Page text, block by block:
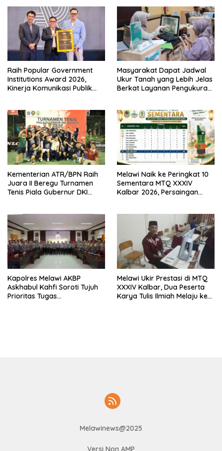
Raih Popular Government
Institutions Award 2026,
Kinerja Komunikasi Publik
Masyarakat Dapat Jadwal
Ukur Tanah yang Lebih Jelas
Berkat Layanan Pengukuran
Kementerian ATR/BPN Raih
Juara II Beregu Turnamen
Tenis Piala Gubernur DKI
Melawi Naik ke Peringkat 10
Sementara MTQ XXXIV
Kalbar 2026, Persaingan
Kapolres Melawi AKBP
Askhabul Kahfi Soroti Tujuh
Prioritas Tugas
Melawi Ukir Prestasi di MTQ
XXXIV Kalbar, Dua Peserta
Karya Tulis Ilmiah Melaju ke
Melawinews@2025
Versi Non AMP